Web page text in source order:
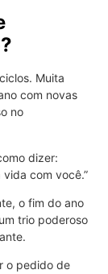
Muita
com novas
no
dizer:
com você.”
o fim do ano
trio poderoso
o pedido de